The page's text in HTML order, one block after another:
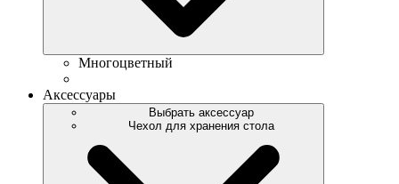
Многоцветный
Аксессуары
Выбрать аксессуар
Чехол для хранения стола